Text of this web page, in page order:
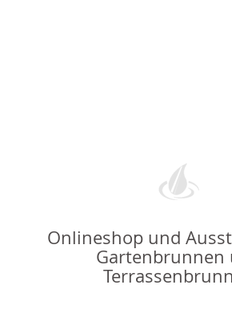
Onlineshop und
Gartenbrunnen